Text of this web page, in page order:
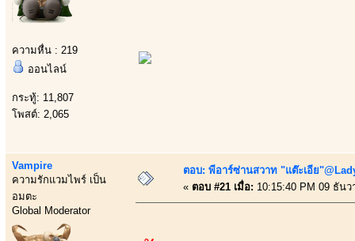
ความหื่น : 219
ออนไลน์
กระทู้: 11,807
โพสต์: 2,065
Vampire
ความรักแวมไพร์ เป็น
อมตะ
Global Moderator
ตอบ: พีอาร์ซ่านสวาท "แต๊ะเอีย
« ตอบ #21 เมื่อ: 10:15:40 PM 09 ธัน